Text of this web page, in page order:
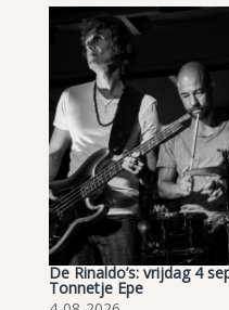
De Rinaldo’s: vrijdag 4
Tonnetje Epe